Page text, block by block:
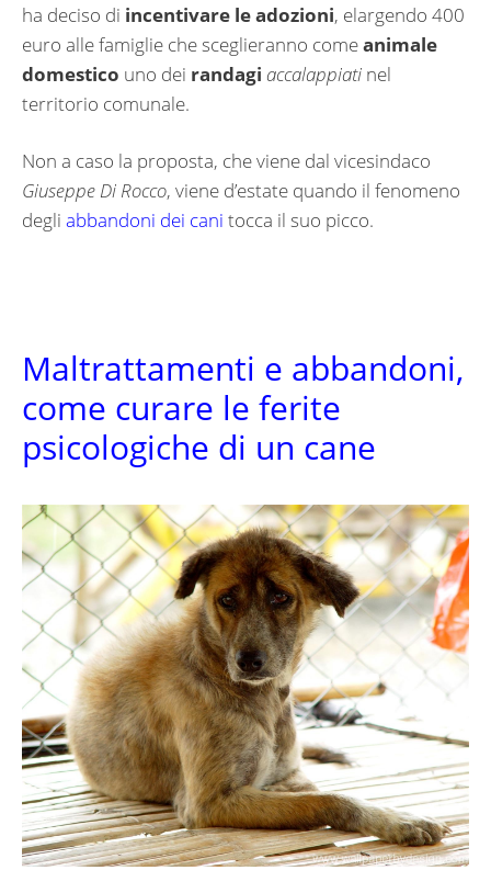
ha deciso di incentivare le adozioni, elargendo 400
euro alle famiglie che sceglieranno comeanimale
domestico uno dei randagi accalappiati nel
territorio comunale.
Non a caso la proposta, che viene dal vicesindaco
Giuseppe Di Rocco, viene d’estate quando il fenomeno
degli abbandoni dei cani tocca il suo picco.
Maltrattamenti e abbandoni,
come curare le ferite
psicologiche di un cane